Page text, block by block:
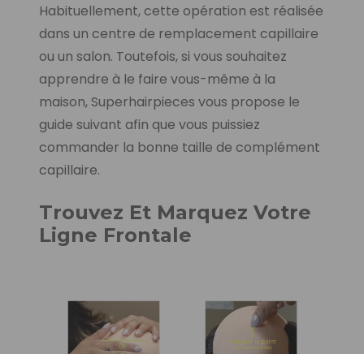
Habituellement, cette opération est réalisée
dans un centre de remplacement capillaire
ou un salon. Toutefois, si vous souhaitez
apprendre à le faire vous-même à la
maison, Superhairpieces vous propose le
guide suivant afin que vous puissiez
commander la bonne taille de complément
capillaire.
Trouvez Et Marquez Votre
Ligne Frontale